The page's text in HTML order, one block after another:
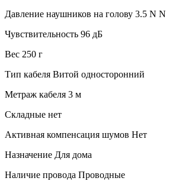
Давление наушников на голову 3.5 N N
Чувствительность 96 дБ
Вес 250 г
Тип кабеля Витой односторонний
Метраж кабеля 3 м
Складные нет
Активная компенсация шумов Нет
Назначение Для дома
Наличие провода Проводные